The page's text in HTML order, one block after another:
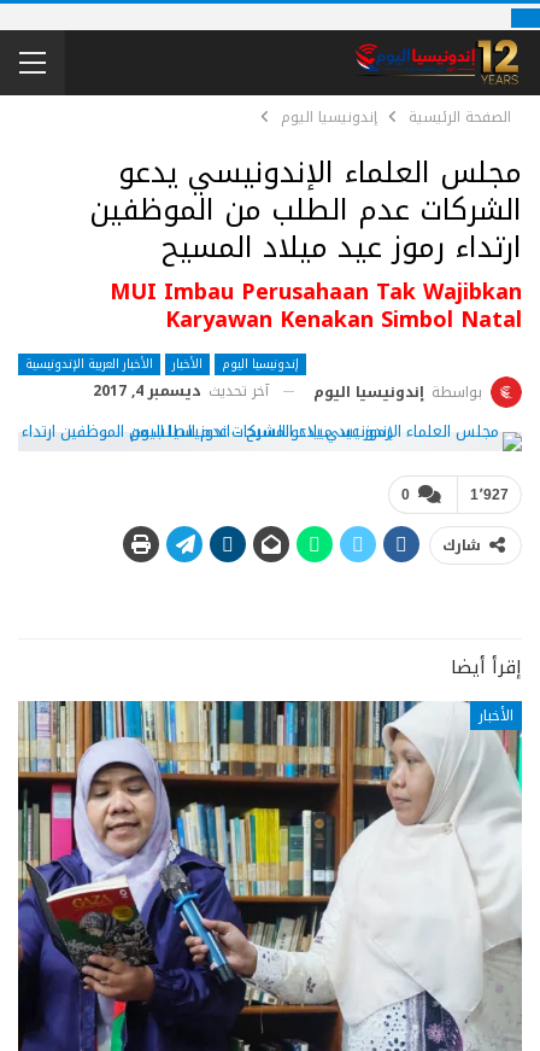
الصفحة الرئيسية إندونيسيا اليوم
مجلس العلماء الإندونيسي يدعو
الشركات عدم الطلب من الموظفين
ارتداء رموز عيد ميلاد المسيح
MUI Imbau Perusahaan Tak Wajibkan
Karyawan Kenakan Simbol Natal
إندونيسيا اليوم الأخبار الأخبار العربية الإندونيسية
بواسطة إندونيسيا اليوم آخر تحديث ديسمبر 4, 2017
0 1٬927
شارك
إقرأ أيضا
الأخبار